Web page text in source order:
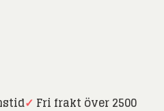
✓ Fri frakt över 2500